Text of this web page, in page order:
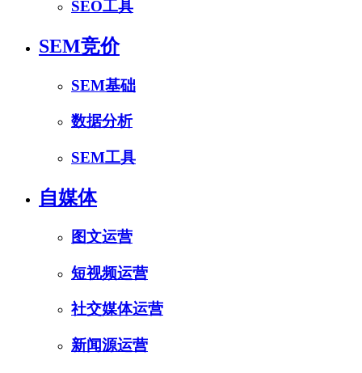
SEO工具
SEM竞价
SEM基础
数据分析
SEM工具
自媒体
图文运营
短视频运营
社交媒体运营
新闻源运营